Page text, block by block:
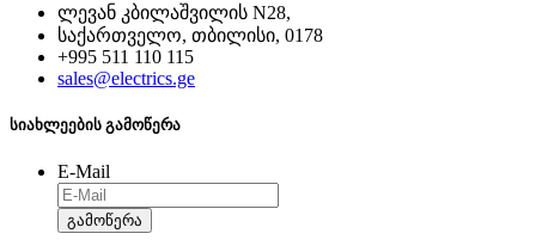
ლევან კბილაშვილის N28,
საქართველო, თბილისი, 0178
+995 511 110 115
sales@electrics.ge
სიახლეების გამოწერა
E-Mail
გამოწერა